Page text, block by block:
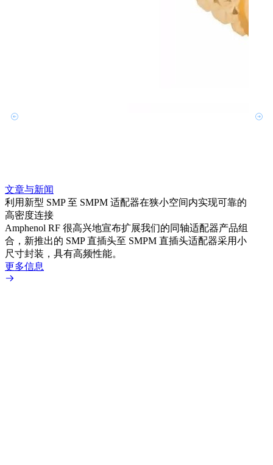
文章与新闻
利用新型 SMP 至 SMPM 适配器在狭小空间内实现可靠的
高密度连接
Amphenol RF 很高兴地宣布扩展我们的同轴适配器产品组
合，新推出的 SMP 直插头至 SMPM 直插头适配器采用小
尺寸封装，具有高频性能。
更多信息